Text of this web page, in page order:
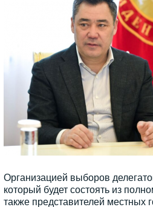
Организацией выборов
который будет состоять из
также представителей местных